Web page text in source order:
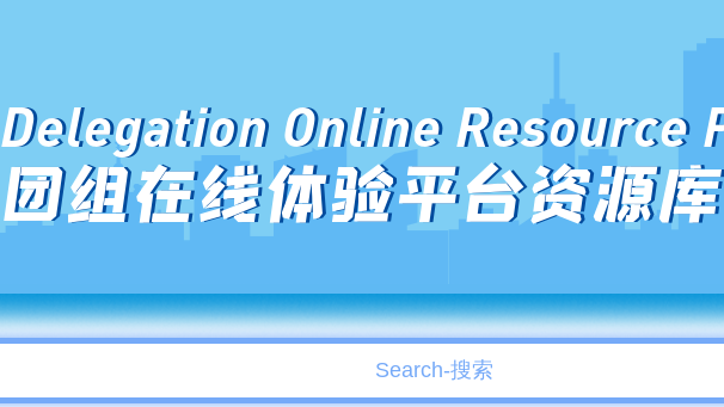
Delegation Online Resource
团组在线体验平台资源库